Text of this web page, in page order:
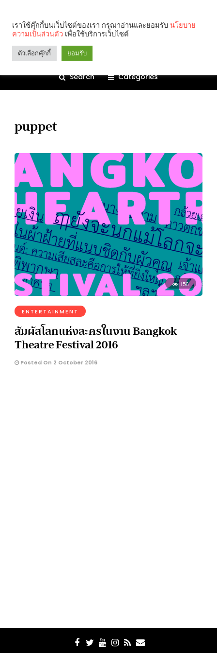
Search Categories
puppet
156
ENTERTAINMENT
สัมผัสโลกแห่งละครในงาน Bangkok
Theatre Festival 2016
Posted On 2 October 2016
เราใช้คุ๊กกี้บนเว็บไซต์ของเรา กรุณาอ่านและยอมรับ นโยบาย
ความเป็นส่วนตัว เพื่อใช้บริการเว็บไซต์
ตัวเลือกคุ๊กกี้ ยอมรับ